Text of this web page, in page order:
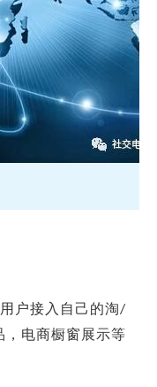
户接入自己的淘/
电商橱窗展示等